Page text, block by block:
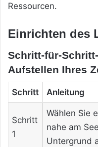
Ressourcen.
Einrichten des
Schritt-für-
Aufstellen Ihres
Schritt Anleitung
Schritt
1
Wählen Sie
nahe am
Untergrund